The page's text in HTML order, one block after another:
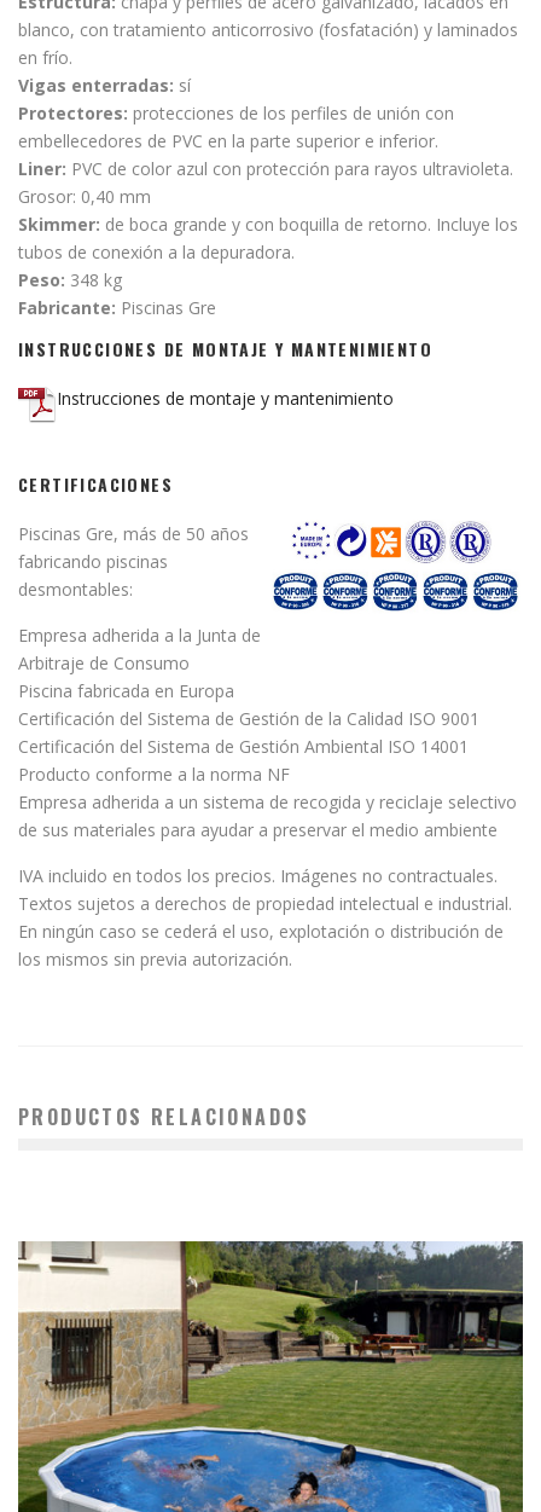
blanco, con tratamiento anticorrosivo (fosfatación) y laminados
en frío.
Vigas enterradas: sí
Protectores: protecciones de los perfiles de unión con
embellecedores de PVC en la parte superior e inferior.
Liner: PVC de color azul con protección para rayos ultravioleta.
Grosor: 0,40 mm
Skimmer: de boca grande y con boquilla de retorno. Incluye los
tubos de conexión a la depuradora.
Peso: 348 kg
Fabricante: Piscinas Gre
INSTRUCCIONES DE MONTAJE Y MANTENIMIENTO
Instrucciones de montaje y mantenimiento
CERTIFICACIONES
Piscinas Gre, más de 50 años
fabricando piscinas
desmontables:
Empresa adherida a la Junta de
Arbitraje de Consumo
Piscina fabricada en Europa
Certificación del Sistema de Gestión de la Calidad ISO 9001
Certificación del Sistema de Gestión Ambiental ISO 14001
Producto conforme a la norma NF
Empresa adherida a un sistema de recogida y reciclaje selectivo
de sus materiales para ayudar a preservar el medio ambiente
IVA incluido en todos los precios. Imágenes no contractuales.
Textos sujetos a derechos de propiedad intelectual e industrial.
En ningún caso se cederá el uso, explotación o distribución de
los mismos sin previa autorización.
PRODUCTOS RELACIONADOS